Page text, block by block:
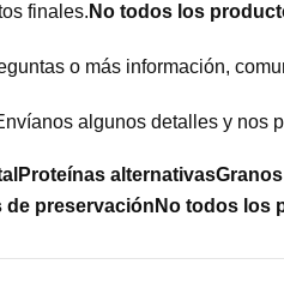
finales. No todos los
o más información,
algunos detalles y nos
Proteínas alternativas
de preservación No todos los